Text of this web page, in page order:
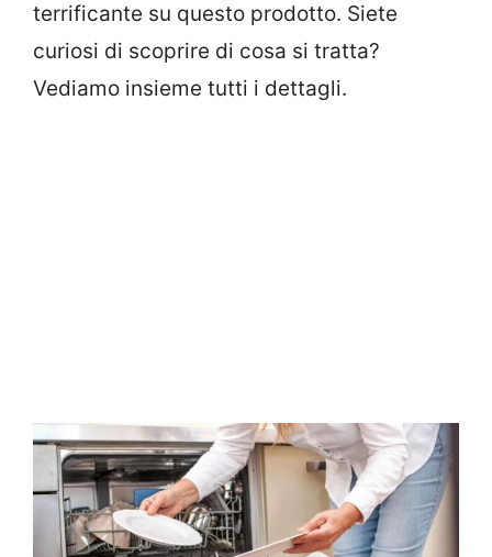
terrificante su questo prodotto. Siete
curiosi di scoprire di cosa si tratta?
Vediamo insieme tutti i dettagli.